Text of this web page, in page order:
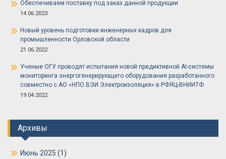
Обеспечиваем поставку под заказ данной продукции
14.06.2023
Новый уровень подготовки инженерных кадров для
промышленности Орловской области
21.06.2022
Ученые ОГУ проводят испытания новой предиктивной AI-системы
мониторинга энергогенерирующего оборудования разработанного
совместно с АО «НПО ВЭИ Электроизоляция» в РФЯЦ-ВНИИТФ
19.04.2022
Архивы
Июнь 2025 (1)